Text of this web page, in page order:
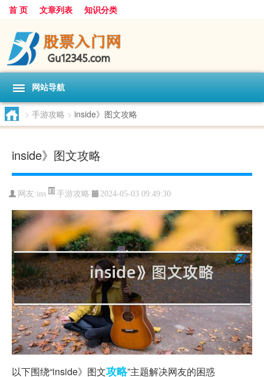
首 页 文章列表 知识分类
网站导航
> 手游攻略 > inside》图文攻略
inside》图文攻略
网友:ins 手游攻略 2024-05-03 09:49:30
以下围绕“inside》图文攻略”主题解决网友的困惑